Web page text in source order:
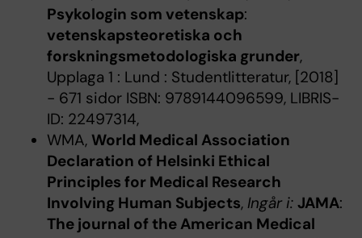
Psykologin som vetenskap:
vetenskapsteoretiska och
forskningsmetodologiska grunder,
Upplaga 1 : Lund : Studentlitteratur, [2018]
- 671 sidor ISBN: 9789144096599, LIBRIS-
ID: 22497314,
WMA, World Medical Association
Declaration of Helsinki Ethical
Principles for Medical Research
Involving Human Subjects, Ingår i: JAMA:
The journal of the American Medical